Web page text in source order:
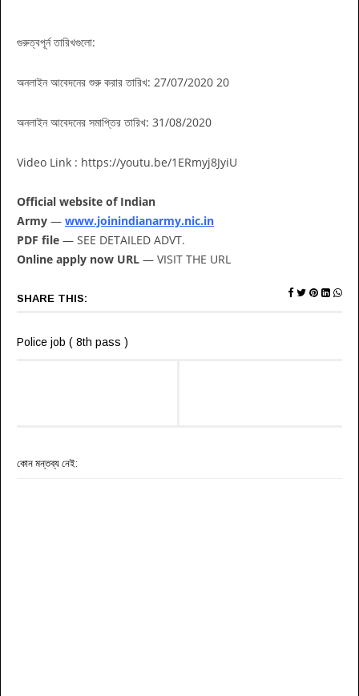
গুরুত্বপূর্ন তারিখগুলো:
অনলাইন আবেদনের শুরু করার তারিখ: 27/07/2020 20
অনলাইন আবেদনের সমাপ্তির তারিখ: 31/08/2020
Video Link : https://youtu.be/1ERmyj8JyiU
Official website of Indian
Army — www.joinindianarmy.nic.in
PDF file — SEE DETAILED ADVT.
Online apply now URL — VISIT THE URL
SHARE THIS:
Police job ( 8th pass )
কোন মন্তব্য নেই: